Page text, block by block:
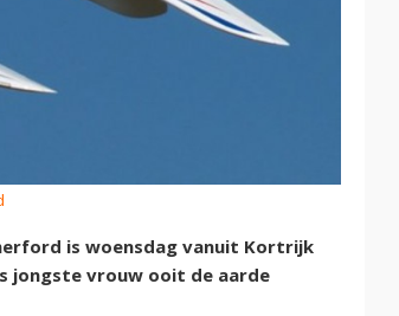
is woensdag vanuit Kortrijk
jongste vrouw ooit de aarde